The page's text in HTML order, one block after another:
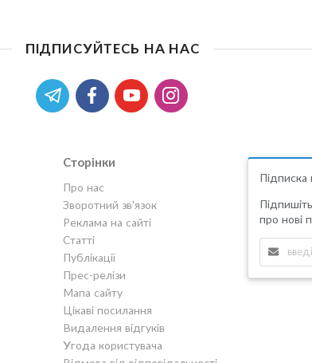
ПІДПИСУЙТЕСЬ НА НАС
Сторінки
Про нас
Зворотний зв'язок
Реклама на сайті
Статті
Публікації
Прес-релізи
Мапа сайту
Цікаві посилання
Видалення відгуків
Угода користувача
Підписка
про нові